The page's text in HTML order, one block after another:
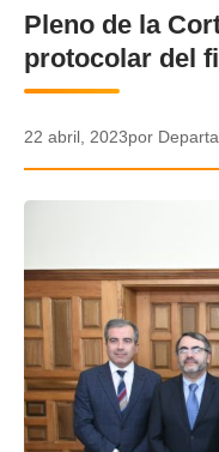
DEPORTES
ENTRETENIMIENTO Y
POLICIAL
VIDEOS
GALERIA DE
APP MÓVIL
Pleno de la
protocolar del
22 abril, 2023por